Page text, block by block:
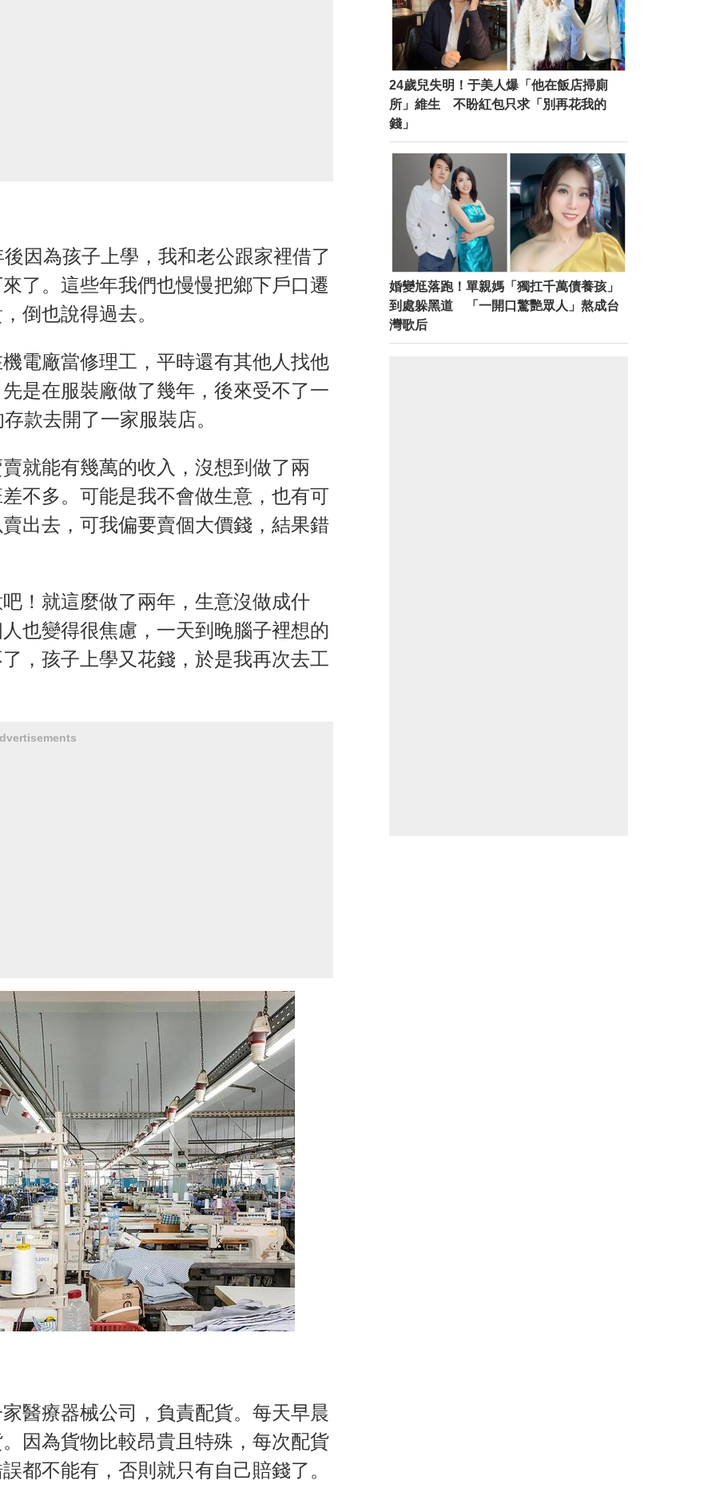
因為孩子上學，我和老公跟家裡借了
了。這些年我們也慢慢把鄉下戶口遷
倒也說得過去。
電廠當修理工，平時還有其他人找他
是在服裝廠做了幾年，後來受不了一
款去開了一家服裝店。
就能有幾萬的收入，沒想到做了兩
不多。可能是我不會做生意，也有可
出去，可我偏要賣個大價錢，結果錯
！就這麼做了兩年，生意沒做成什
也變得很焦慮，一天到晚腦子裡想的
，孩子上學又花錢，於是我再次去工
醫療器械公司，負責配貨。每天早晨
因為貨物比較昂貴且特殊，每次配貨
都不能有，否則就只有自己賠錢了。
24歲兒失明！于美人爆「他在飯店掃廁
所」維生 不盼紅包只求「別再花我的
錢」
婚變尪落跑！單親媽「獨扛千萬債養孩」
到處躲黑道 「一開口驚艷眾人」熬成台
灣歌后